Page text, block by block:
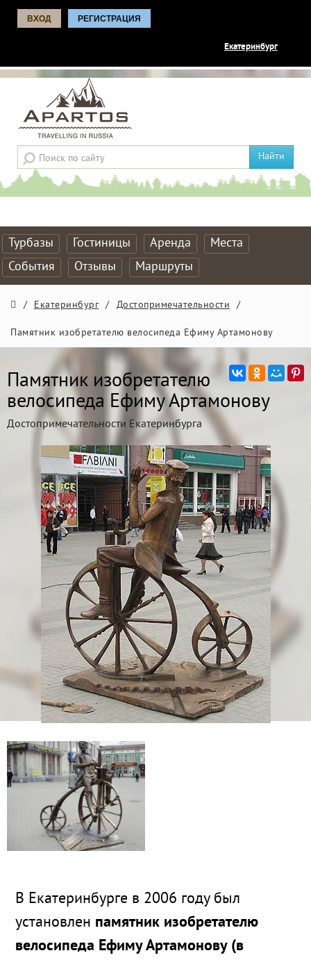
ВХОД РЕГИСТРАЦИЯ
Екатеринбург
Найти
Турбазы Гостиницы Аренда
Места
События
Отзывы Маршруты
/ Екатеринбург / Достопримечательности /
Памятник изобретателю велосипеда Ефиму Артамонову
Памятник изобретателю
велосипеда Ефиму Артамонову
Достопримечательности Екатеринбурга
В Екатеринбурге в 2006 году был
установлен памятник изобретателю
велосипеда Ефиму Артамонову (в